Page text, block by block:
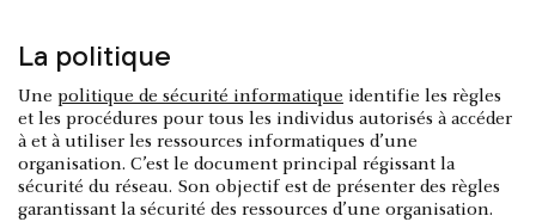
La politique
Une politique de sécurité informatique identifie les règles
et les procédures pour tous les individus autorisés à accéder
à et à utiliser les ressources informatiques d’une
organisation. C’est le document principal régissant la
sécurité du réseau. Son objectif est de présenter des règles
garantissant la sécurité des ressources d’une organisation.